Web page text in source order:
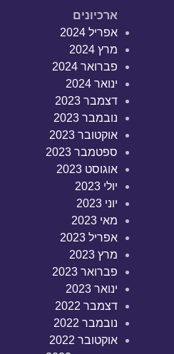
ארכיונים
אפריל 2024
מרץ 2024
פברואר 2024
ינואר 2024
דצמבר 2023
נובמבר 2023
אוקטובר 2023
ספטמבר 2023
אוגוסט 2023
יולי 2023
יוני 2023
מאי 2023
אפריל 2023
מרץ 2023
פברואר 2023
ינואר 2023
דצמבר 2022
נובמבר 2022
אוקטובר 2022